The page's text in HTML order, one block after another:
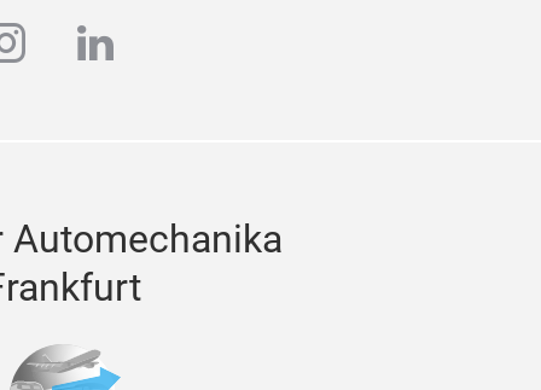
linkedin
Automechanika